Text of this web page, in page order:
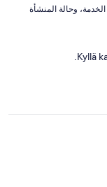
عناصر نالت الإعجاب: ⁦النظافة⁩، و⁦العاملون ومستوى الخدمة⁩، و⁦حالة المنشأة
Kyllä